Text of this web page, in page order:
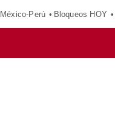
México-Perú Bloqueos HOY